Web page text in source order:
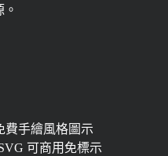
費手繪風格圖示
可商用免標示